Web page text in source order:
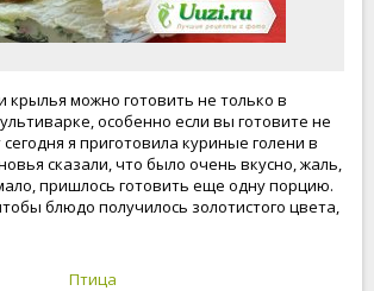
крылья можно готовить не только в
особенно если вы готовите не
я приготовила куриные голени в
сказали, что было очень вкусно, жаль,
пришлось готовить еще одну порцию.
блюдо получилось золотистого цвета,
чтобы испарялась влага. Подавайте
как самостоятельное блюдо или с
аппетита!
Птица